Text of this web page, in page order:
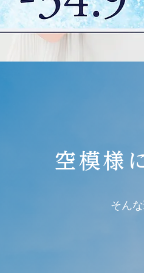
空模様
そん